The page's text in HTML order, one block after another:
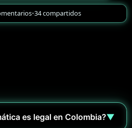
•34 compartidos
es legal en Colombia?▼